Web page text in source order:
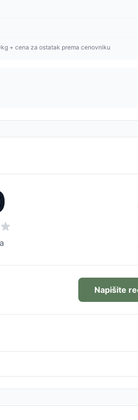
+ cena za ostatak prema cenovniku
Napišite